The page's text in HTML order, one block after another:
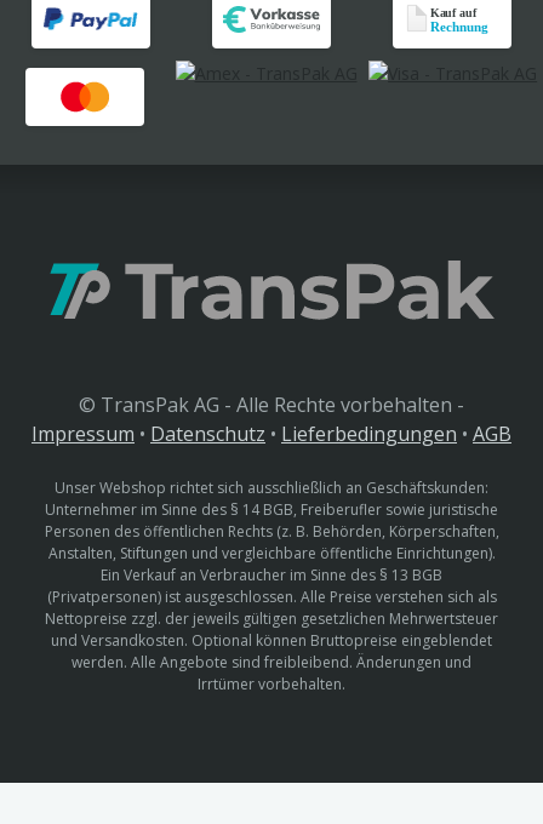
© TransPak AG - Alle Rechte vorbehalten -
Impressum • Datenschutz • Lieferbedingungen • AGB
Unser Webshop richtet sich ausschließlich an Geschäftskunden:
Unternehmer im Sinne des § 14 BGB, Freiberufler sowie juristische
Personen des öffentlichen Rechts (z. B. Behörden, Körperschaften,
Anstalten, Stiftungen und vergleichbare öffentliche Einrichtungen).
Ein Verkauf an Verbraucher im Sinne des § 13 BGB
(Privatpersonen) ist ausgeschlossen. Alle Preise verstehen sich als
Nettopreise zzgl. der jeweils gültigen gesetzlichen Mehrwertsteuer
und Versandkosten. Optional können Bruttopreise eingeblendet
werden. Alle Angebote sind freibleibend. Änderungen und
Irrtümer vorbehalten.